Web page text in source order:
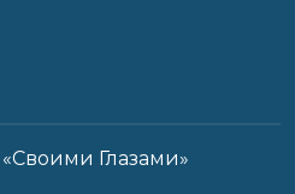
Глазами»